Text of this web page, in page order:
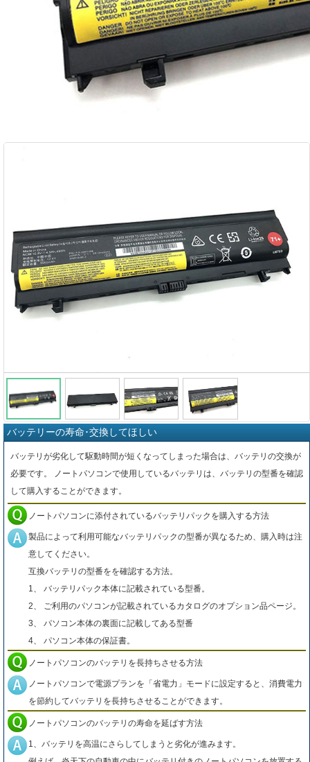
バッテリーの寿命･交換してほしい
バッテリが劣化して駆動時間が短くなってしまった場合は、バッテリの交換が
必要です。 ノートパソコンで使用しているバッテリは、バッテリの型番を確認
して購入することができます。
ノートパソコンに添付されているバッテリパックを購入する方法
製品によって利用可能なバッテリパックの型番が異なるため、購入時は注
意してください。
互換バッテリの型番をを確認する方法。
1、 バッテリパック本体に記載されている型番。
2、 ご利用のパソコンが記載されているカタログのオプション品ページ。
3、 パソコン本体の裏面に記載してある型番
4、 パソコン本体の保証書。
ノートパソコンのバッテリを長持ちさせる方法
ノートパソコンで電源プランを「省電力」モードに設定すると、消費電力
を節約してバッテリを長持ちさせることができます。
ノートパソコンのバッテリの寿命を延ばす方法
1、バッテリを高温にさらしてしまうと劣化が進みます。